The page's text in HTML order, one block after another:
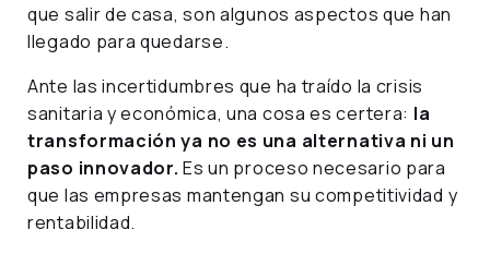
que salir de casa, son algunos aspectos que han
llegado para quedarse.
Ante las incertidumbres que ha traído la crisis
sanitaria y económica, una cosa es certera: la
transformación ya no es una alternativa ni un
paso innovador. Es un proceso necesario para
que las empresas mantengan su competitividad y
rentabilidad.